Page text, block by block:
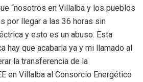
“nosotros en Villalba y los pueblos
por llegar a las 36 horas sin
y esto es un abuso. Esta
hay que acabarla ya y mi llamado al
la transferencia de la
en Villalba al Consorcio Energético